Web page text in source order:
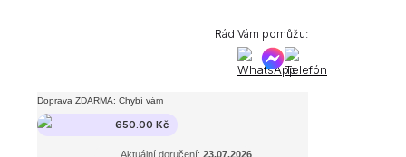
Rád Vám pomůžu:
Doprava ZDARMA: Chybí vám
650.00 Kč
Aktuální doručení: 23.07.2026